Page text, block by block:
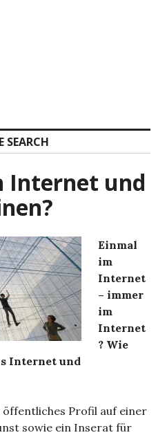
SEARCH
Internet und
Einmal
im
Internet
– immer
im
Internet
? Wie
Internet und
öffentliches Profil auf einer
sowie ein Inserat für